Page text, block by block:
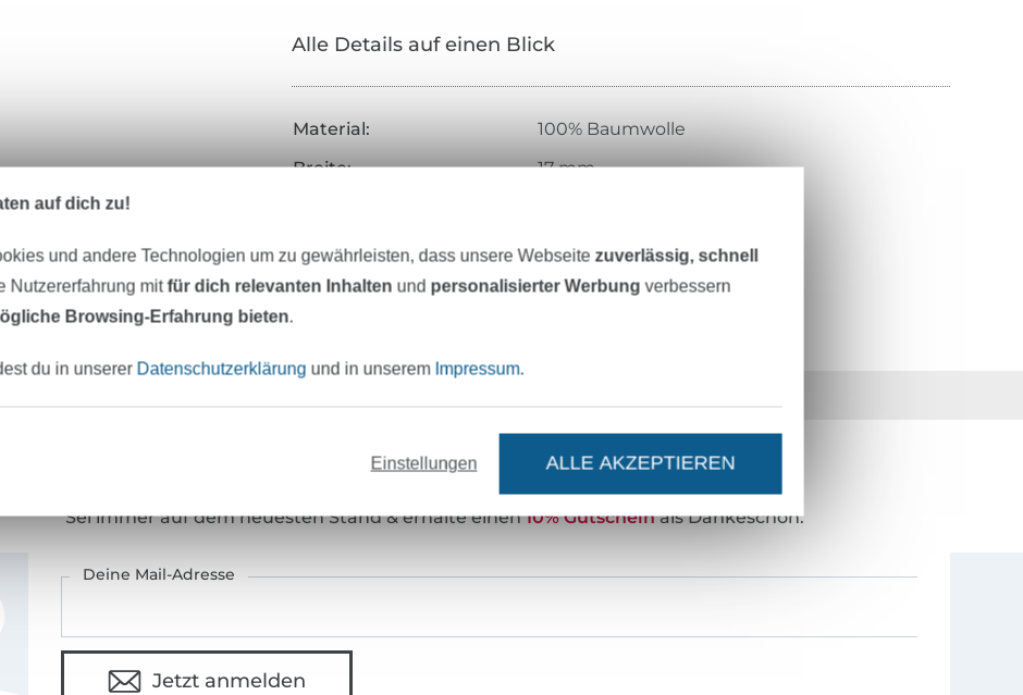
Alle Details auf einen Blick
Material:
100% Baumwolle
Breite:
17 mm
Art.Nr.:
43453
Hersteller-Kontaktdaten
MÖCHTEST DU IMMER AUF DEM NEUESTEN STAND SEIN?
Sei immer auf dem neuesten Stand & erhalte einen10% Gutscheinals Dankeschön.
Deine Mail-Adresse
Jetzt anmelden
auf dich zu!
und andere Technologien um zu gewährleisten, dass unsere Webseite zuverlässig, schnell
Nutzererfahrung mitfür dich relevanten Inhalten und personalisierter Werbung verbessern
Browsing-Erfahrung bieten.
du in unserer Datenschutzerklärung und in unserem Impressum.
Einstellungen ALLE AKZEPTIEREN